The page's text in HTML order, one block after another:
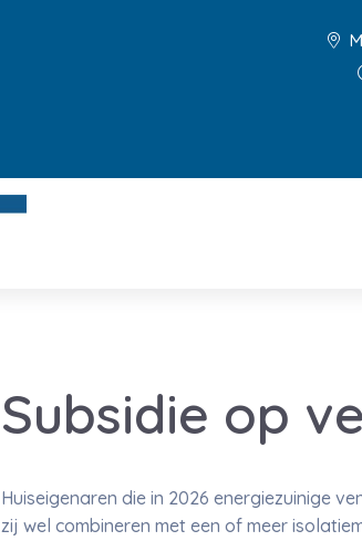
Subsidie op
Huiseigenaren die in 2026 energiezuinige
zij wel combineren met een of meer